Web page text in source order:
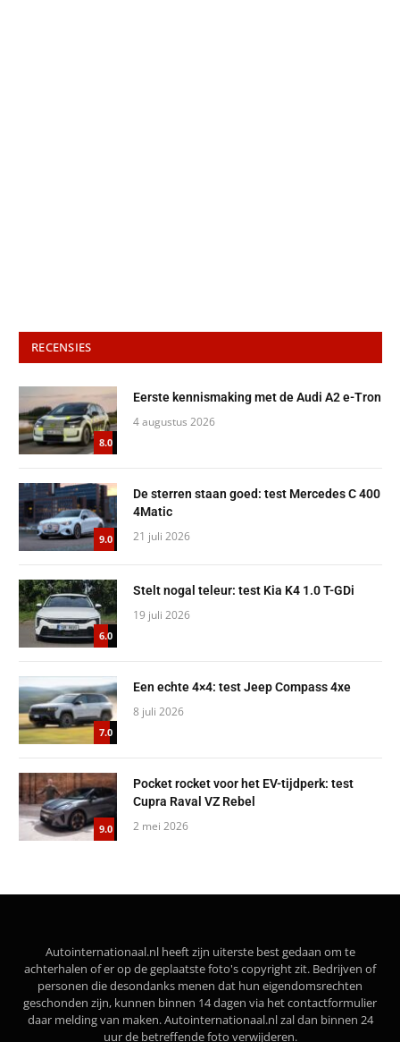
RECENSIES
8.0
Eerste kennismaking met de Audi A2 e-Tron
4 augustus 2026
9.0
De sterren staan goed: test Mercedes C 400
4Matic
21 juli 2026
6.0
Stelt nogal teleur: test Kia K4 1.0 T-GDi
19 juli 2026
7.0
Een echte 4×4: test Jeep Compass 4xe
8 juli 2026
9.0
Pocket rocket voor het EV-tijdperk: test
Cupra Raval VZ Rebel
2 mei 2026
Autointernationaal.nl heeft zijn uiterste best gedaan om te
achterhalen of er op de geplaatste foto's copyright zit. Bedrijven of
personen die desondanks menen dat hun eigendomsrechten
geschonden zijn, kunnen binnen 14 dagen via het contactformulier
daar melding van maken. Autointernationaal.nl zal dan binnen 24
uur de betreffende foto verwijderen.